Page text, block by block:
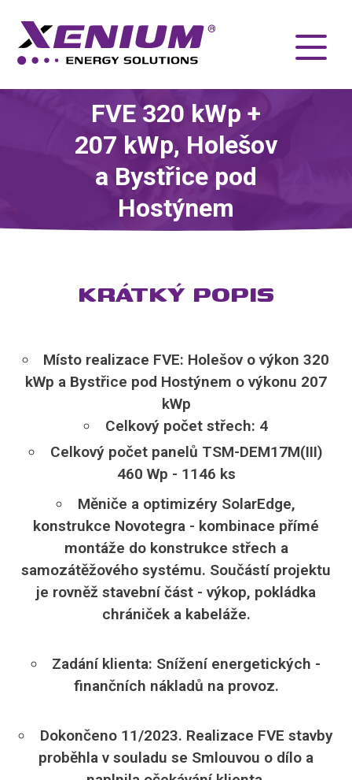
FVE 320 kWp +
207 kWp, Holešov
a Bystřice pod
Hostýnem
KRÁTKÝ POPIS
Místo realizace FVE: Holešov o výkon 320
kWp a Bystřice pod Hostýnem o výkonu 207
kWp
Celkový počet střech: 4
Celkový počet panelů TSM-DEM17M(III)
460 Wp - 1146 ks
Měniče a optimizéry SolarEdge,
konstrukce Novotegra - kombinace přímé
montáže do konstrukce střech a
samozátěžového systému. Součástí projektu
je rovněž stavební část - výkop, pokládka
chrániček a kabeláže.
Zadání klienta: Snížení energetických -
finančních nákladů na provoz.
Dokončeno 11/2023. Realizace FVE stavby
proběhla v souladu se Smlouvou o dílo a